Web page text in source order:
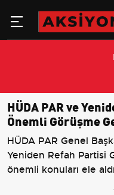
HÜDA PAR ve
Önemli Görüşme
HÜDA PAR Genel
Yeniden Refah Partisi
önemli konuları ele